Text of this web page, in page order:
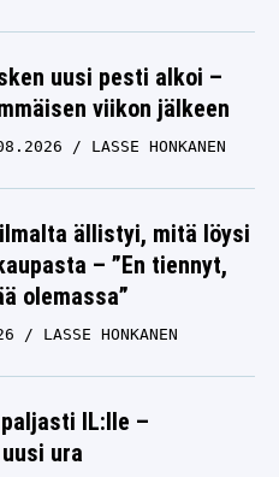
uusi pesti alkoi –
viikon jälkeen
LASSE HONKANEN
ällistyi, mitä löysi
– ”En tiennyt,
olemassa”
LASSE HONKANEN
IL:lle –
ura